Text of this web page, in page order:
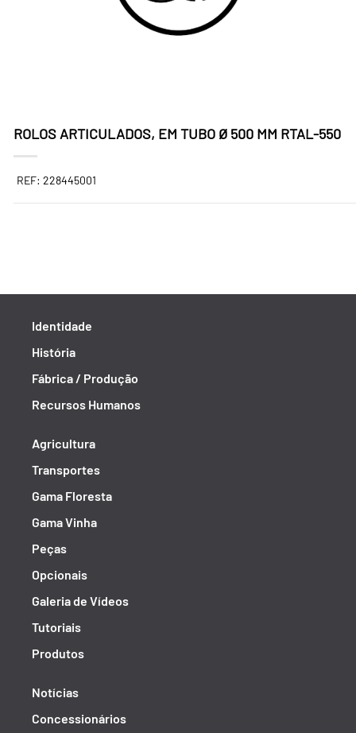
ROLOS ARTICULADOS, EM TUBO Ø 500 MM RTAL-550
REF: 228445001
Identidade
História
Fábrica / Produção
Recursos Humanos
Agricultura
Transportes
Gama Floresta
Gama Vinha
Peças
Opcionais
Galeria de Vídeos
Tutoriais
Produtos
Notícias
Concessionários